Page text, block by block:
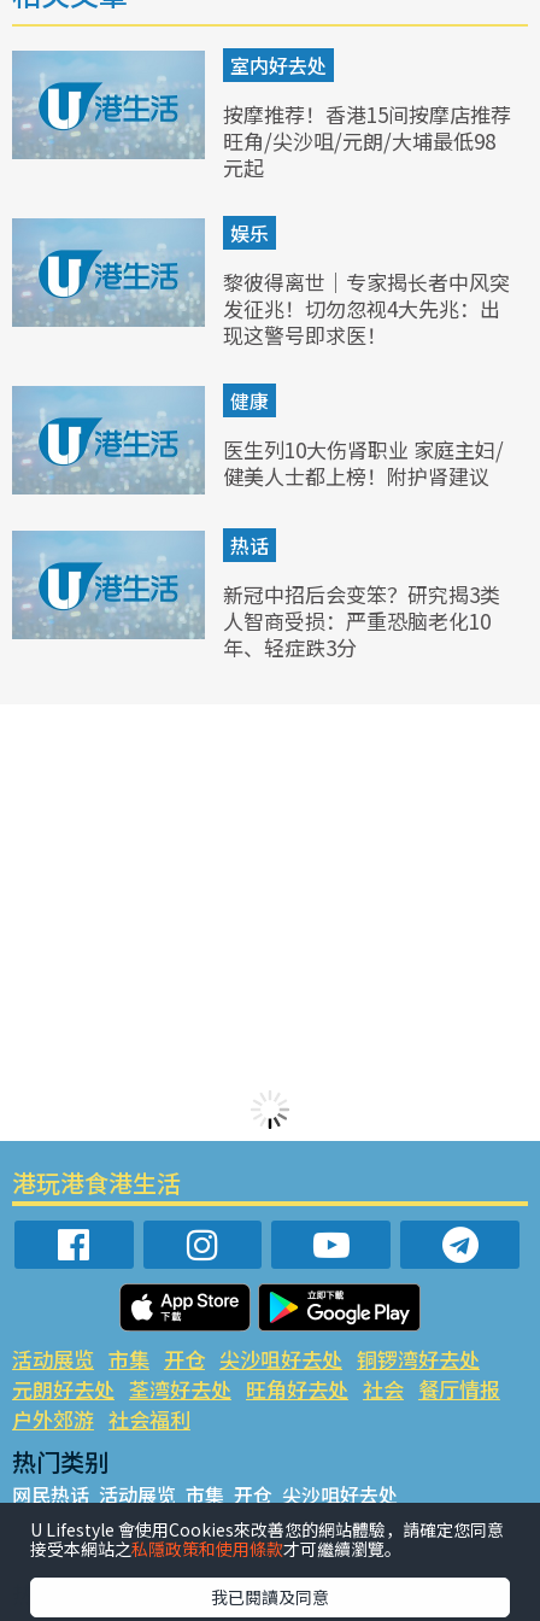
室内好去处
按摩推荐！香港15间按摩店推荐
旺角/尖沙咀/元朗/大埔最低98
元起
娱乐
黎彼得离世｜专家揭长者中风突
发征兆！切勿忽视4大先兆：出
现这警号即求医！
健康
医生列10大伤肾职业 家庭主妇/
健美人士都上榜！附护肾建议
热话
新冠中招后会变笨？研究揭3类
人智商受损：严重恐脑老化10
年、轻症跌3分
港玩港食港生活
活动展览 市集 开仓 尖沙咀好去处 铜锣湾好去处
元朗好去处 荃湾好去处 旺角好去处 社会 餐厅情报
户外郊游 社会福利
热门类别
网民热话 活动展览 市集 开仓 尖沙咀好去处
铜锣湾好去处 元朗好去处 荃湾好去处 旺角好去处 社会
餐厅情报 户外郊游
热门标签
U Lifestyle 會使用Cookies來改善您的網站體驗，請確定您同意
接受本網站之私隱政策和使用條款才可繼續瀏覽。
我已閱讀及同意